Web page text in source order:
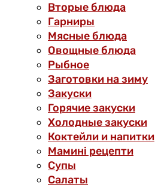
Вторые блюда
Гарниры
Мясные блюда
Овощные блюда
Рыбное
Заготовки на зиму
Закуски
Горячие закуски
Холодные закуски
Коктейли и напитки
Мамині рецепти
Супы
Салаты